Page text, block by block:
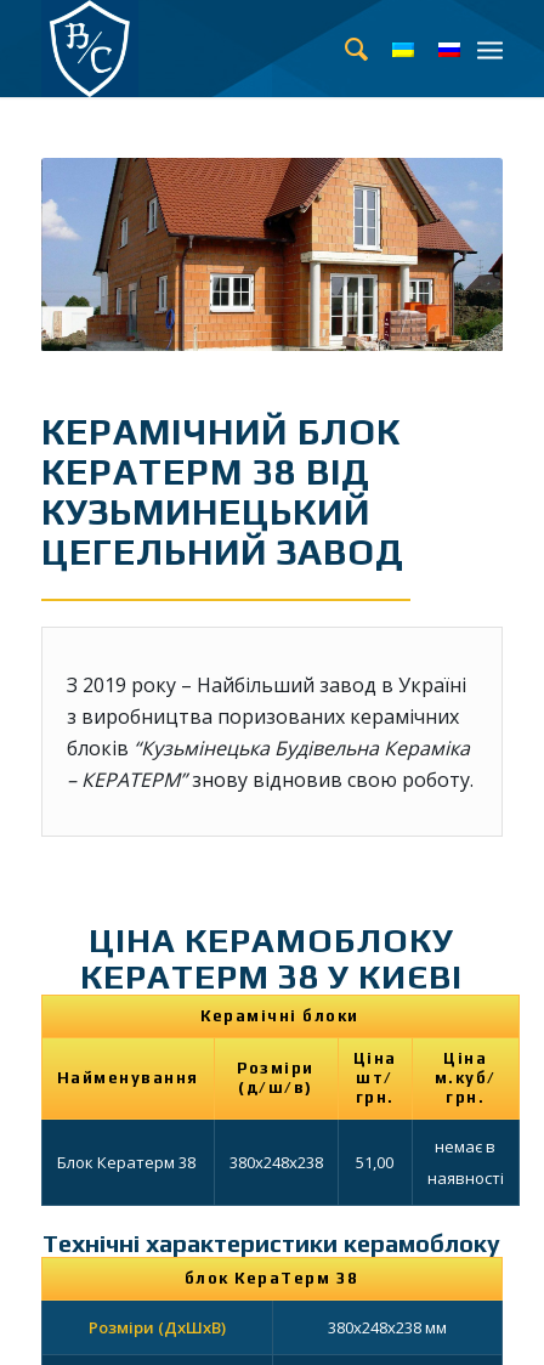
КЕРАМІЧНИЙ БЛОК
КЕРАТЕРМ 38 ВІД
КУЗЬМИНЕЦЬКИЙ
ЦЕГЕЛЬНИЙ ЗАВОД
З 2019 року – Найбільший завод в Україні
з виробництва поризованих керамічних
блоків “Кузьмінецька Будівельна Кераміка
– КЕРАТЕРМ”знову відновив свою роботу.
ЦІНА КЕРАМОБЛОКУ
КЕРАТЕРМ 38 У КИЄВІ
Керамічні блоки
Найменування
Розміри
(д/ш/в)
Ціна
шт/
грн.
Ціна
м.куб/
грн.
Блок Кератерм 38 380х248х238 51,00
немає в
наявності
Технічні характеристики керамоблоку
блок КераТерм 38
Розміри (ДхШхВ) 380х248х238 мм